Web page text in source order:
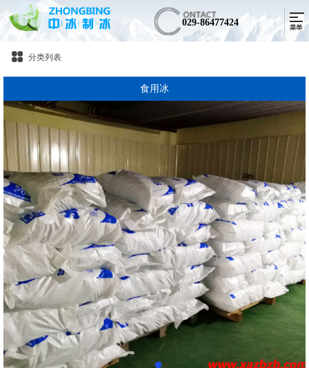
029-86477424
分类列表
食用冰